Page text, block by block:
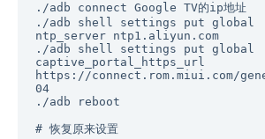
./adb connect Google TV的ip地址
./adb shell settings put global
ntp_server ntp1.aliyun.com
./adb shell settings put global
captive_portal_https_url
https://connect.rom.miui.com/
04
./adb reboot
# 恢复原来设置